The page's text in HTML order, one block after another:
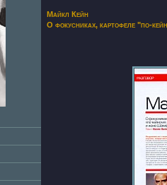
Майкл Кейн
О фокусниках, картофеле "по-